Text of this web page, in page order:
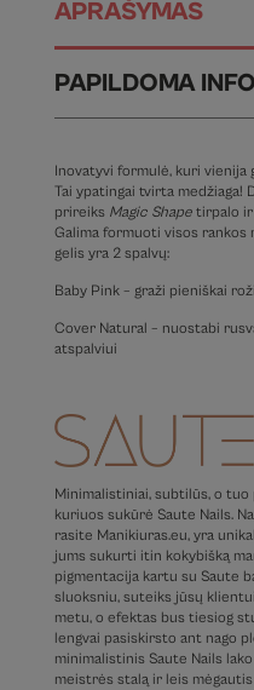
APRAŠYMAS
PAPILDOMA
Inovatyvi formulė, kuri vienija
Tai ypatingai tvirta medžiaga!
prireiks Magic Shapetirpalo ir
Galima formuoti visos rankos
gelis yra 2 spalvų:
Baby Pink – graži pieniškai
Cover Natural – nuostabi
atspalviui
Minimalistiniai, subtilūs, o
kuriuos sukūrė Saute Nails.
rasite Manikiuras.eu, yra
jums sukurti itin kokybišką
pigmentacija kartu su Saute
sluoksniu, suteiks jūsų
metu, o efektas bus tiesiog
lengvai pasiskirsto ant nago
minimalistinis Saute Nails
meistrės stalą ir leis